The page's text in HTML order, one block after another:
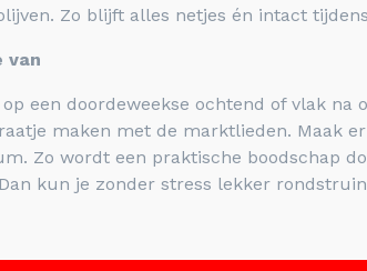
Zo blijft alles netjes én intact
van
een doordeweekse ochtend of vlak
maken met de marktlieden. Maak
Zo wordt een praktische boodschap
kun je zonder stress lekker